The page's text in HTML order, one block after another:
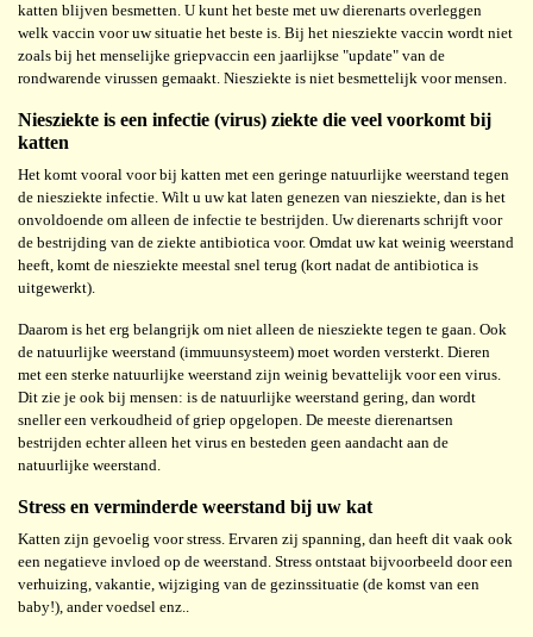
katten blijven besmetten. U kunt het beste met uw dierenarts overleggen
welk vaccin voor uw situatie het beste is. Bij het niesziekte vaccin wordt niet
zoals bij het menselijke griepvaccin een jaarlijkse "update" van de
rondwarende virussen gemaakt. Niesziekte is niet besmettelijk voor mensen.
Niesziekte is een infectie (virus) ziekte die veel voorkomt bij
katten
Het komt vooral voor bij katten met een geringe natuurlijke weerstand tegen
de niesziekte infectie. Wilt u uw kat laten genezen van niesziekte, dan is het
onvoldoende om alleen de infectie te bestrijden. Uw dierenarts schrijft voor
de bestrijding van de ziekte antibiotica voor. Omdat uw kat weinig weerstand
heeft, komt de niesziekte meestal snel terug (kort nadat de antibiotica is
uitgewerkt).
Daarom is het erg belangrijk om niet alleen de niesziekte tegen te gaan. Ook
de natuurlijke weerstand (immuunsysteem) moet worden versterkt. Dieren
met een sterke natuurlijke weerstand zijn weinig bevattelijk voor een virus.
Dit zie je ook bij mensen: is de natuurlijke weerstand gering, dan wordt
sneller een verkoudheid of griep opgelopen. De meeste dierenartsen
bestrijden echter alleen het virus en besteden geen aandacht aan de
natuurlijke weerstand.
Stress en verminderde weerstand bij uw kat
Katten zijn gevoelig voor stress. Ervaren zij spanning, dan heeft dit vaak ook
een negatieve invloed op de weerstand. Stress ontstaat bijvoorbeeld door een
verhuizing, vakantie, wijziging van de gezinssituatie (de komst van een
baby!), ander voedsel enz..